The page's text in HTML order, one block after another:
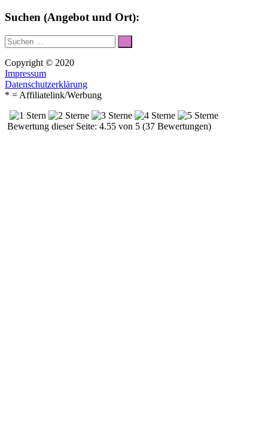
Suchen (Angebot und Ort):
Suche
nach:
Suchen
Copyright © 2020
Impressum
Datenschutzerklärung
* = Affiliatelink/Werbung
Bewertung dieser Seite: 4.55 von 5 (37 Bewertungen)